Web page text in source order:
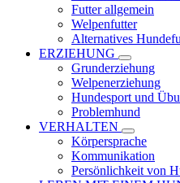
Futter allgemein
Welpenfutter
Alternatives
ERZIEHUNG
Grunderziehung
Welpenerziehung
Hundesport und
Problemhund
VERHALTEN
Körpersprache
Kommunikation
Persönlichkeit von